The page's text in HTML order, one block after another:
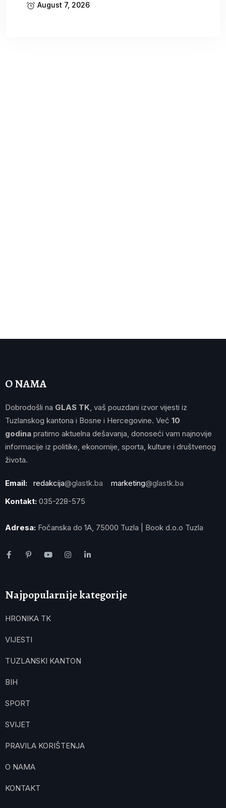
August 7, 2026
O NAMA
Dobrodošli na GLAS TK, vaš pouzdani izvor vijesti iz
Tuzlanskog kantona i Bosne i Hercegovine. Već 10
godina pratimo aktuelna dešavanja, donoseći vam najnovije
informacije iz politike, ekonomije, sporta, kulture i društvenog
života.
Email: redakcija@glastk.ba marketing@glastk.ba
Kontakt: 035-228-575
Adresa: Fočanska do 1A, 75000 Tuzla | Book d.o.o Tuzla
Najpopularnije kategorije
HRONIKA TK
VIJESTI
TUZLANSKI KANTON
BIH
SPORT
SVIJET
PRAVILA KORIŠTENJA
O NAMA
KONTAKT